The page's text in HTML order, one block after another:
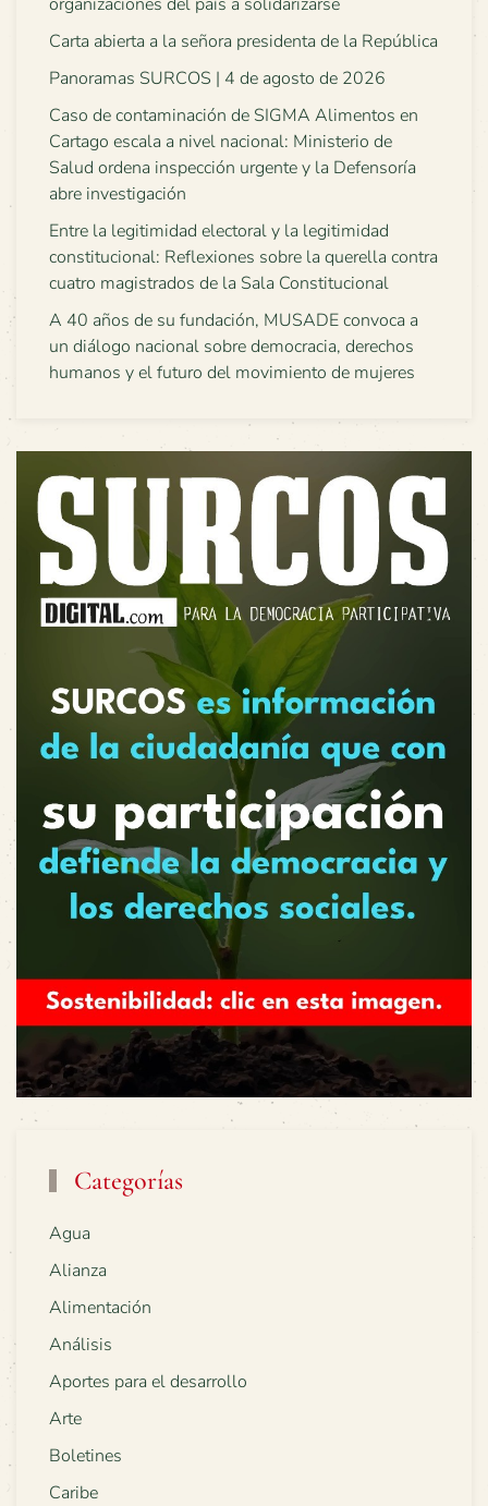
organizaciones del país a solidarizarse
Carta abierta a la señora presidenta de la República
Panoramas SURCOS | 4 de agosto de 2026
Caso de contaminación de SIGMA Alimentos en
Cartago escala a nivel nacional: Ministerio de
Salud ordena inspección urgente y la Defensoría
abre investigación
Entre la legitimidad electoral y la legitimidad
constitucional: Reflexiones sobre la querella contra
cuatro magistrados de la Sala Constitucional
A 40 años de su fundación, MUSADE convoca a
un diálogo nacional sobre democracia, derechos
humanos y el futuro del movimiento de mujeres
Categorías
Agua
Alianza
Alimentación
Análisis
Aportes para el desarrollo
Arte
Boletines
Caribe